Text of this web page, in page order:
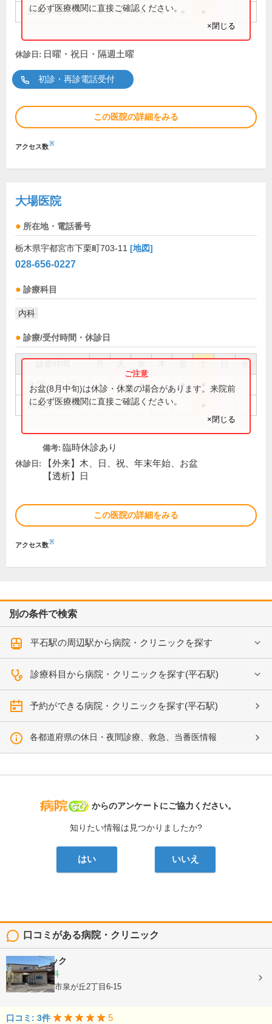
14:00～17:00 ● ● ● ●
に必ず医療機関に直接ご確認ください。
×閉じる
休診日: 日曜・祝日・隔週土曜
初診・再診電話受付
この医院の詳細をみる
アクセス数※
大場医院
所在地・電話番号
栃木県宇都宮市下栗町703-11 [地図]
028-656-0227
診療科目
内科
診療/受付時間・休診日
祝
9:00～12:00 ● ● ● ●
14:00～17:00
お盆(8月中旬)は休診・休業の場合があります。来院前
に必ず医療機関に直接ご確認ください。
×閉じる
備考: 臨時休診あり
休診日:
【外来】木、日、祝、年末年始、お盆
【透析】日
この医院の詳細をみる
アクセス数※
別の条件で検索
平石駅の周辺駅から病院・クリニックを探す
診療科目から病院・クリニックを探す(平石駅)
予約ができる病院・クリニックを探す(平石駅)
各都道府県の休日・夜間診療、救急、当番医情報
病院なび
からのアンケートにご協力ください。
知りたい情報は見つかりましたか?
はい いいえ
口コミがある病院・クリニック
細谷クリニック
内科, 泌尿器科
栃木県宇都宮市泉が丘2丁目6-15
口コミ: 3件 5